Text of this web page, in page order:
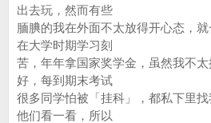
出去玩，然而有些
腼腆的我在外面不太放得开心态，
在大学时期学习刻
苦，年年拿国家奖学金，虽然我不
好，每到期末考试
很多同学怕被「挂科」，都私下里
他们看一看，所以